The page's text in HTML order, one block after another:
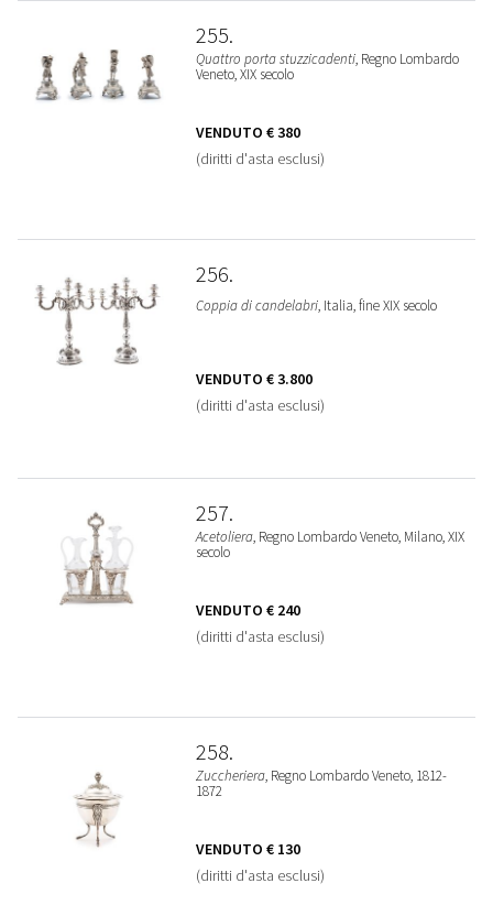
255
Quattro porta stuzzicadenti, Regno Lombardo
Veneto, XIX secolo
VENDUTO € 380
(diritti d'asta esclusi)
256
Coppia di candelabri, Italia, fine XIX secolo
VENDUTO € 3.800
(diritti d'asta esclusi)
257
Acetoliera, Regno Lombardo Veneto, Milano, XIX
secolo
VENDUTO € 240
(diritti d'asta esclusi)
258
Zuccheriera, Regno Lombardo Veneto, 1812-
1872
VENDUTO € 130
(diritti d'asta esclusi)